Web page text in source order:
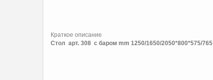
Краткое описание
Стол арт. 308 с баром mm 1250/1650/2050*800*575/765